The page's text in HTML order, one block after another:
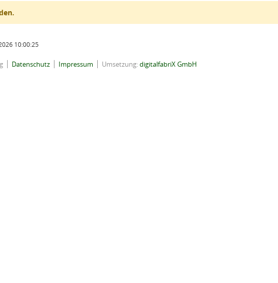
10:00:25
Datenschutz Impressum Umsetzung:digitalfabriX GmbH